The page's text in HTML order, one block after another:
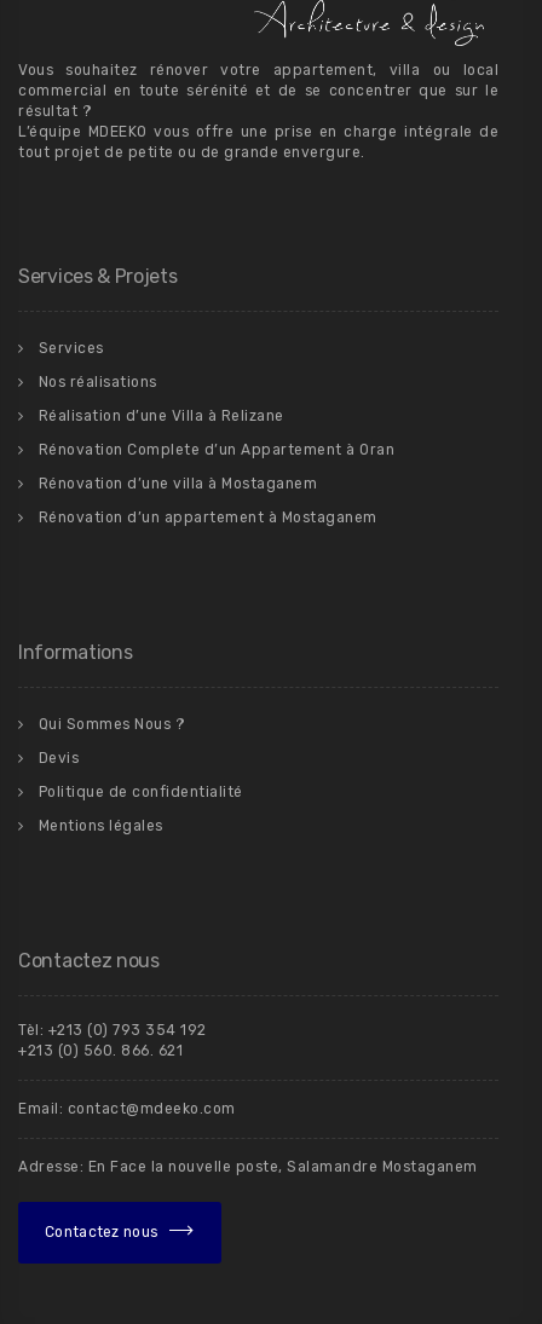
Vous souhaitez rénover votre appartement, villa ou local
commercial en toute sérénité et de se concentrer que sur le
résultat ?
L’équipe MDEEKO vous offre une prise en charge intégrale de
tout projet de petite ou de grande envergure.
Services & Projets
Services
Nos réalisations
Réalisation d’une Villa à Relizane
Rénovation Complete d’un Appartement à Oran
Rénovation d’une villa à Mostaganem
Rénovation d’un appartement à Mostaganem
Informations
Qui Sommes Nous ?
Devis
Politique de confidentialité
Mentions légales
Contactez nous
Tèl: +213 (0) 793 354 192
+213 (0) 560. 866. 621
Email: contact@mdeeko.com
Adresse: En Face la nouvelle poste, Salamandre Mostaganem
Contactez nous